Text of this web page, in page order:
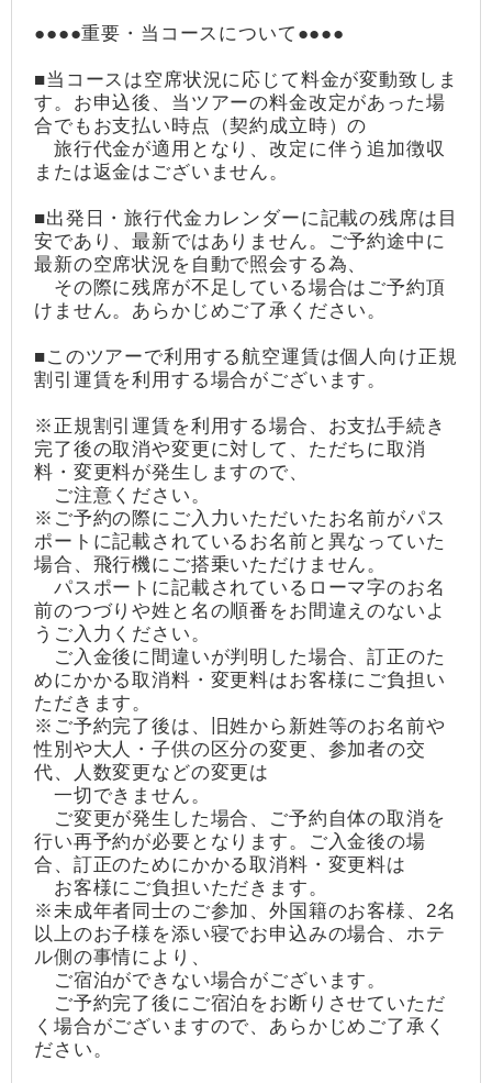
●●●●重要・当コースについて●●●●
■当コースは空席状況に応じて料金が変動致しま
す。お申込後、当ツアーの料金改定があった場
合でもお支払い時点（契約成立時）の
旅行代金が適用となり、改定に伴う追加徴収
または返金はございません。
■出発日・旅行代金カレンダーに記載の残席は目
安であり、最新ではありません。ご予約途中に
最新の空席状況を自動で照会する為、
その際に残席が不足している場合はご予約頂
けません。あらかじめご了承ください。
■このツアーで利用する航空運賃は個人向け正規
割引運賃を利用する場合がございます。
※正規割引運賃を利用する場合、お支払手続き
完了後の取消や変更に対して、ただちに取消
料・変更料が発生しますので、
ご注意ください。
※ご予約の際にご入力いただいたお名前がパス
ポートに記載されているお名前と異なっていた
場合、飛行機にご搭乗いただけません。
パスポートに記載されているローマ字のお名
前のつづりや姓と名の順番をお間違えのないよ
うご入力ください。
ご入金後に間違いが判明した場合、訂正のた
めにかかる取消料・変更料はお客様にご負担い
ただきます。
※ご予約完了後は、旧姓から新姓等のお名前や
性別や大人・子供の区分の変更、参加者の交
代、人数変更などの変更は
一切できません。
ご変更が発生した場合、ご予約自体の取消を
行い再予約が必要となります。ご入金後の場
合、訂正のためにかかる取消料・変更料は
お客様にご負担いただきます。
※未成年者同士のご参加、外国籍のお客様、2名
以上のお子様を添い寝でお申込みの場合、ホテ
ル側の事情により、
ご宿泊ができない場合がございます。
ご予約完了後にご宿泊をお断りさせていただ
く場合がございますので、あらかじめご了承く
ださい。